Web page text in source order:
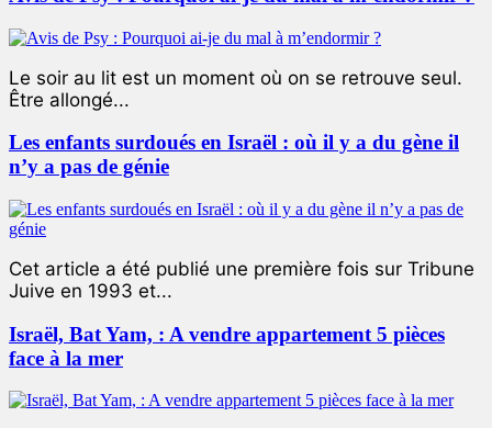
Le soir au lit est un moment où on se retrouve seul.
Être allongé...
Les enfants surdoués en Israël : où il y a du gène il
n’y a pas de génie
Cet article a été publié une première fois sur Tribune
Juive en 1993 et...
Israël, Bat Yam, : A vendre appartement 5 pièces
face à la mer